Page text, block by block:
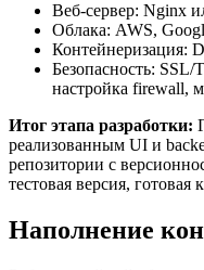
Веб-сервер: Nginx
Облака: AWS,
Контейнеризация:
Безопасность:
настройка firewall,
Итог этапа разработки:
реализованным UI и
репозитории с
тестовая версия,
Наполнение